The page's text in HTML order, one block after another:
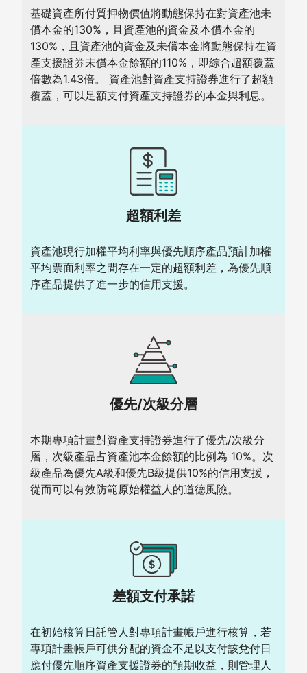
基礎資產所付質押物價值將動態保持在對資產池未
償本金的130%，且資產池的資金及本償本金的
130%，且資產池的資金及未償本金將動態保持在資
產支援證券未償本金餘額的110%，即綜合超額覆蓋
倍數為1.43倍。 資產池對資產支持證券進行了超額
覆蓋，可以足額支付資產支持證券的本金與利息。
超額利差
資產池現行加權平均利率與優先順序產品預計加權
平均票面利率之間存在一定的超額利差，為優先順
序產品提供了進一步的信用支援。
優先/次級分層
本期專項計畫對資產支持證券進行了優先/次級分
層，次級產品占資產池本金餘額的比例為 10%。次
級產品為優先A級和優先B級提供10%的信用支援，
從而可以有效防範原始權益人的道德風險。
差額支付承諾
在初始核算日託管人對專項計畫帳戶進行核算，若
專項計畫帳戶可供分配的資金不足以支付該兌付日
應付優先順序資產支援證券的預期收益，則管理人